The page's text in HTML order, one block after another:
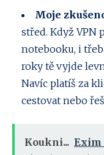
Moje
střed. Když VPN
notebooku, i
roky tě vyjde
Navíc platíš za
cestovat nebo
Koukni... Exim